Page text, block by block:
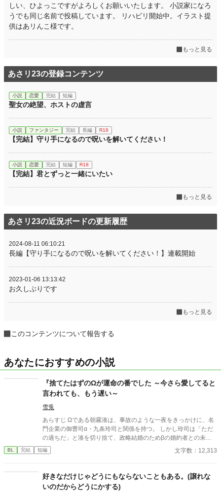
しい、ひよっこですがよろしくお願いいたします。 小説家になろ
うでも同じ名前で投稿しています。 リハビリ開始中。イラスト提
供はあリんこ様です。
もっと見る
あさリ23の登録コンテンツ
小説 恋愛 完結 短編
聖女の絶望、ホストの虚言
小説 ファンタジー 完結 長編 R18
【完結】守り手になるので呪いを解いてください！
小説 恋愛 完結 短編 R18
【完結】君とずっと一緒にいたい
もっと見る
あさリ23の近況ボードの更新履歴
2024-08-11 06:10:21
長編【守り手になるので呪いを解いてください！】連載開始
2023-01-06 13:13:42
お久しぶりです
もっと見る
このコンテンツについて報告する
あなたにおすすめの小説
『捨てたはずのΩが運命の番でした ～今さら愛してると
言われても、もう遅い～
雪兎
あらすじ Ωである朝霧湊は、事故のような一夜をきっかけに、名
門企業の御曹司α・九条玲司と関係を持つ。 しかし玲司は「ただ
の過ちだ」と湊を切り捨て、政略結婚のためβの婚約者との未来
を選んだ。 深く傷ついた湊は、彼の前から姿を消す。 数か月後―
―。 湊の身体は、これまで誰も知らなかった希少な『遅咲きΩ』
たと知る。 「戻ってきてくれ」 今さら必死に追いかけてくる玲
司。 だが湊の隣には、自分を支え続けてくれた医師のα・神崎伊
織がいた。 「あなたは俺を捨てたでしょう」 後悔に苦しむα、執
BL 完結 短編 文字数：12,313
好きなだけじゃどうにもならないこともある。(譲れな
いのだからどうにかする)